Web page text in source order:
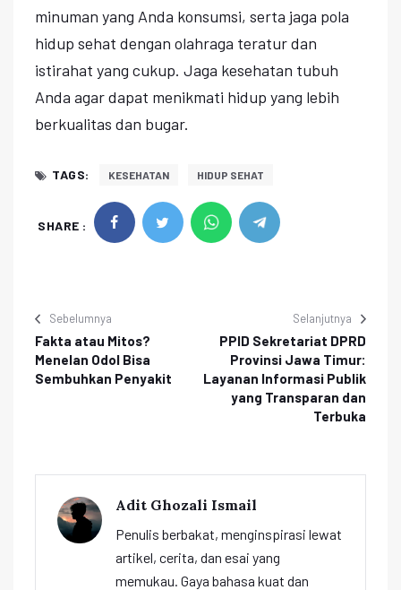
minuman yang Anda konsumsi, serta jaga pola
hidup sehat dengan olahraga teratur dan
istirahat yang cukup. Jaga kesehatan tubuh
Anda agar dapat menikmati hidup yang lebih
berkualitas dan bugar.
TAGS: KESEHATAN HIDUP SEHAT
SHARE :
Sebelumnya
Fakta atau Mitos?
Menelan Odol Bisa
Sembuhkan Penyakit
Selanjutnya
PPID Sekretariat DPRD
Provinsi Jawa Timur:
Layanan Informasi Publik
yang Transparan dan
Terbuka
Adit Ghozali Ismail
Penulis berbakat, menginspirasi lewat
artikel, cerita, dan esai yang
memukau. Gaya bahasa kuat dan